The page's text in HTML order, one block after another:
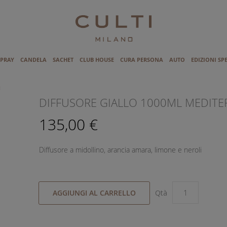
CANDELA SACHET CLUB HOUSE CURA PERSONA AUTO EDIZIONI
DIFFUSORE GIALLO 1000ML
135,00 €
Diffusore a midollino, arancia amara, limone e neroli
AGGIUNGI AL CARRELLO Qtà